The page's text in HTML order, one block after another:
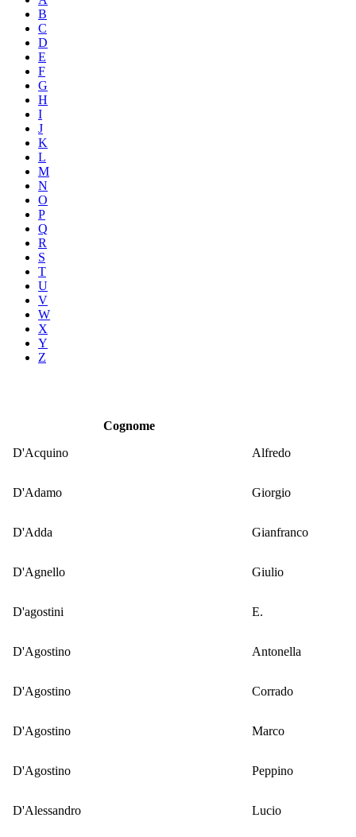
B
C
D
E
F
G
H
I
J
K
L
M
N
O
P
Q
R
S
T
U
V
W
X
Y
Z
Cognome
D'Acquino
Alfredo
D'Adamo Giorgio
D'Adda Gianfranco
D'Agnello Giulio
D'agostini E.
D'Agostino Antonella
D'Agostino Corrado
D'Agostino Marco
D'Agostino Peppino
D'Alessandro Lucio